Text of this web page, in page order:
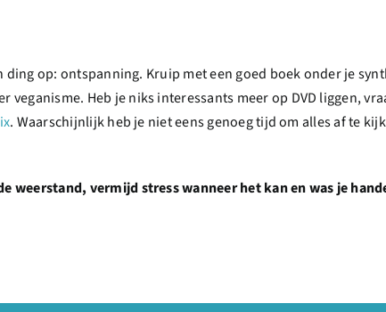
op: ontspanning. Kruip met een goed boek onder je
Heb je niks interessants meer op DVD liggen,
. Waarschijnlijk heb je niet eens genoeg tijd om alles af te
vermijd stress wanneer het kan en was je